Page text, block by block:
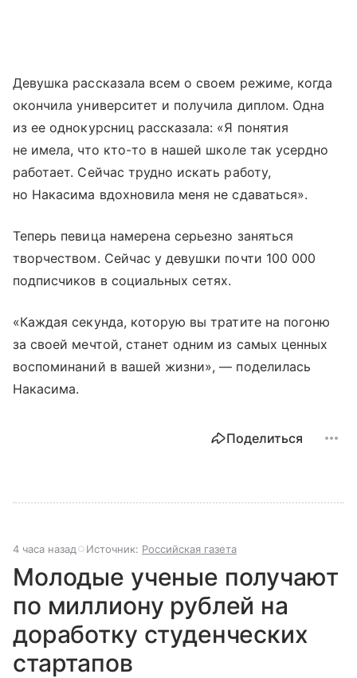
Девушка рассказала всем о своем режиме, когда
окончила университет и получила диплом. Одна
из ее однокурсниц рассказала: «Я понятия
не имела, что кто-то в нашей школе так усердно
работает. Сейчас трудно искать работу,
но Накасима вдохновила меня не сдаваться».
Теперь певица намерена серьезно заняться
творчеством. Сейчас у девушки почти 100 000
подписчиков в социальных сетях.
«Каждая секунда, которую вы тратите на погоню
за своей мечтой, станет одним из самых ценных
воспоминаний в вашей жизни», — поделилась
Накасима.
Поделиться
4 часа назад Источник: Российская газета
Молодые ученые получают
по миллиону рублей на
доработку студенческих
стартапов